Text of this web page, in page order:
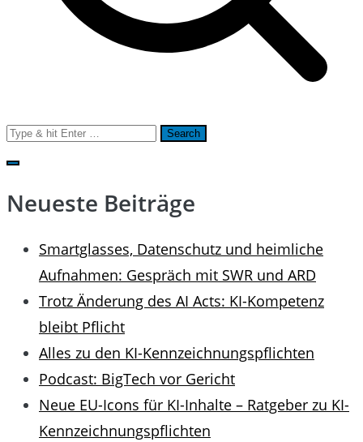
Search
for:
Neueste Beiträge
Smartglasses, Datenschutz und heimliche
Aufnahmen: Gespräch mit SWR und ARD
Trotz Änderung des AI Acts: KI-Kompetenz
bleibt Pflicht
Alles zu den KI-Kennzeichnungspflichten
Podcast: BigTech vor Gericht
Neue EU-Icons für KI-Inhalte – Ratgeber zu KI-
Kennzeichnungspflichten